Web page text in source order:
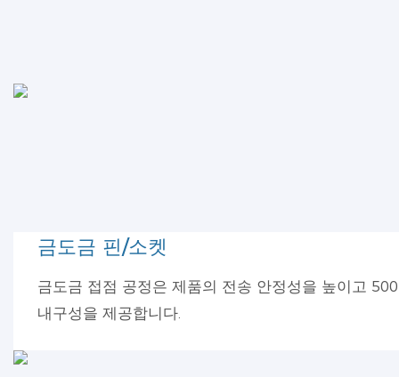
금도금 핀/소켓
금도금 접점 공정은 제품의 전송 안정성을 높이고
내구성을 제공합니다.